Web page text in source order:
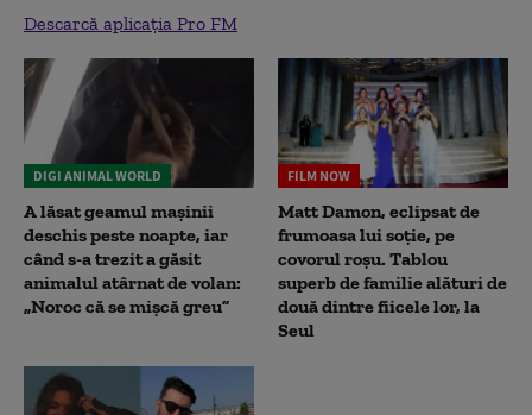
Descarcă aplicația Pro FM
DIGI ANIMAL WORLD
A lăsat geamul mașinii
deschis peste noapte, iar
când s-a trezit a găsit
animalul atârnat de volan:
„Noroc că se mișcă greu”
FILM NOW
Matt Damon, eclipsat de
frumoasa lui soție, pe
covorul roșu. Tablou
superb de familie alături de
două dintre fiicele lor, la
Seul